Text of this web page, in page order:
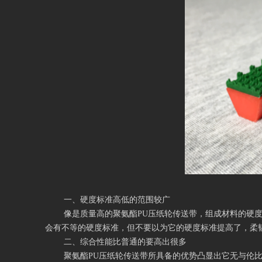
一、硬度标准高低的范围较广
像是质量高的聚氨酯PU压纸轮传送带，组成材料的硬
会有不等的硬度标准，但不要以为它的硬度标准提高了，
二、综合性能比普通的要高出很多
聚氨酯PU压纸轮传送带所具备的优势凸显出它无与伦